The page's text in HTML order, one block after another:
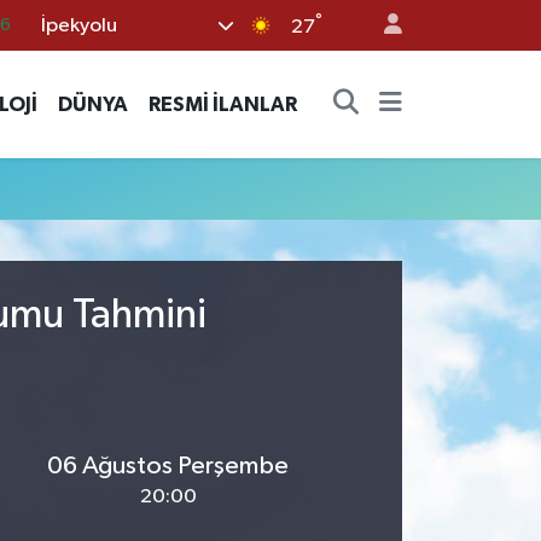
İpekyolu 27°
DÜNYA RESMİ İLANLAR
Tahmini
06 Ağustos Perşembe
20:00